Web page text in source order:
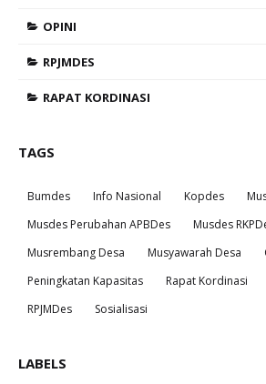
OPINI
RPJMDES
RAPAT KORDINASI
TAGS
Bumdes Info Nasional Kopdes
Musdes Perubahan APBDes
Musdes
Musrembang Desa
Musyawarah Desa
Peningkatan Kapasitas
Rapat Kordinasi
RPJMDes
Sosialisasi
LABELS